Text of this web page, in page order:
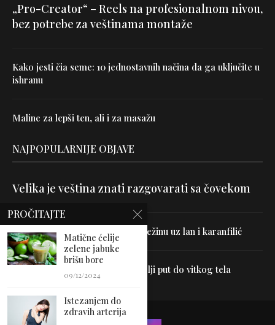
„Pro-Creator“ – Reels na profesionalnom nivou,
bez potrebe za veštinama montaže
Kako jesti čia seme: 10 jednostavnih načina da ga uključite u
ishranu
Maline za lepši ten, ali i za masažu
NAJPOPULARNIJE OBJAVE
Velika je veština znati razgovarati sa čovekom
Uništite parazite i normalizujte težinu uz lan i karanfilić
Dr Hajder: Akupunktura je najbolji put do vitkog tela
PROČITAJTE
Matične ćelije
zelene jabuke
brišu bore
09/12/2024
Istezanjem do
zdravih arterija